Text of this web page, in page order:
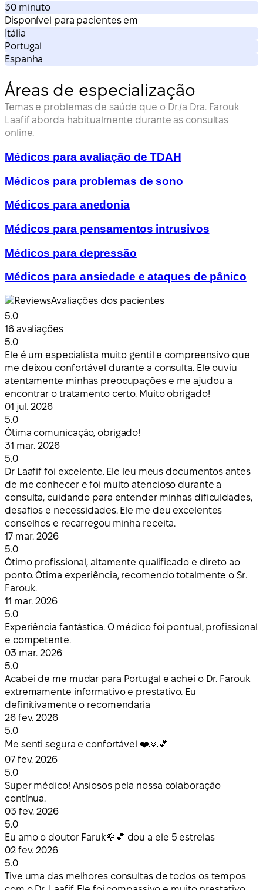
30 minuto
Disponível para pacientes em
Itália
Portugal
Espanha
Áreas de especialização
Temas e problemas de saúde que o Dr./a Dra. Farouk
Laafif aborda habitualmente durante as consultas
online.
Médicos para avaliação de TDAH
Médicos para problemas de sono
Médicos para anedonia
Médicos para pensamentos intrusivos
Médicos para depressão
Médicos para ansiedade e ataques de pânico
Avaliações dos pacientes
5.0
16 avaliações
5.0
Ele é um especialista muito gentil e compreensivo que
me deixou confortável durante a consulta. Ele ouviu
atentamente minhas preocupações e me ajudou a
encontrar o tratamento certo. Muito obrigado!
01 jul. 2026
5.0
Ótima comunicação, obrigado!
31 mar. 2026
5.0
Dr Laafif foi excelente. Ele leu meus documentos antes
de me conhecer e foi muito atencioso durante a
consulta, cuidando para entender minhas dificuldades,
desafios e necessidades. Ele me deu excelentes
conselhos e recarregou minha receita.
17 mar. 2026
5.0
Ótimo profissional, altamente qualificado e direto ao
ponto. Ótima experiência, recomendo totalmente o Sr.
Farouk.
11 mar. 2026
5.0
Experiência fantástica. O médico foi pontual, profissional
e competente.
03 mar. 2026
5.0
Acabei de me mudar para Portugal e achei o Dr. Farouk
extremamente informativo e prestativo. Eu
definitivamente o recomendaria
26 fev. 2026
5.0
Me senti segura e confortável ❤️🙏💕
07 fev. 2026
5.0
Super médico! Ansiosos pela nossa colaboração
contínua.
03 fev. 2026
5.0
Eu amo o doutor Faruk🌹💕 dou a ele 5 estrelas
02 fev. 2026
5.0
Tive uma das melhores consultas de todos os tempos